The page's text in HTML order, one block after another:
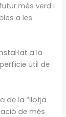
més verd i
a les
a la
útil de
de la “llotja
de més